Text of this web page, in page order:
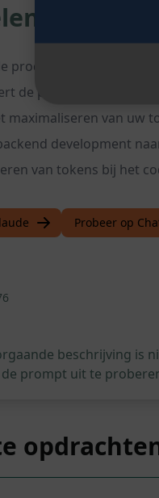
productiviteit door
de prestaties van uw
maximaliseren van uw
development
van tokens bij het
Probeer op
beschrijving is
prompt uit te